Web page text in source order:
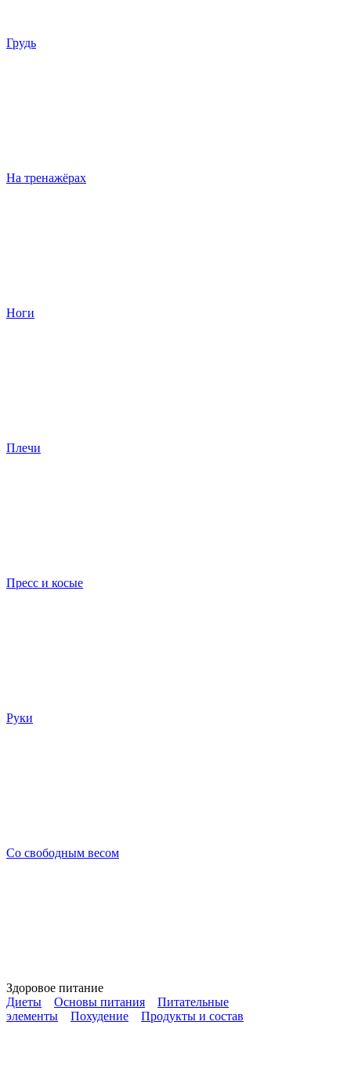
Грудь
На тренажёрах
Ноги
Плечи
Пресс и косые
Руки
Со свободным весом
Здоровое питание
Диеты
Основы питания
Питательные
элементы
Похудение Продукты и состав